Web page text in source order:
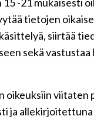
tietojen
siirtää
sekä
oikeuksiin viitaten
ja